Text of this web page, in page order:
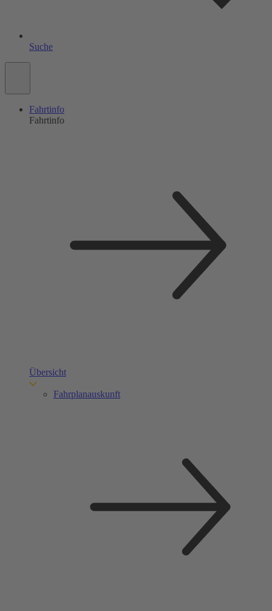
Suche
Fahrtinfo
Fahrtinfo
Übersicht
Fahrplanauskunft